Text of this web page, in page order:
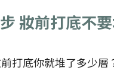
妝前打底不
打底你就堆了多少